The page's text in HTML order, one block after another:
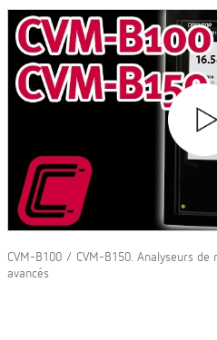
CVM-B100 / CVM-B150. Analyseurs de
avancés